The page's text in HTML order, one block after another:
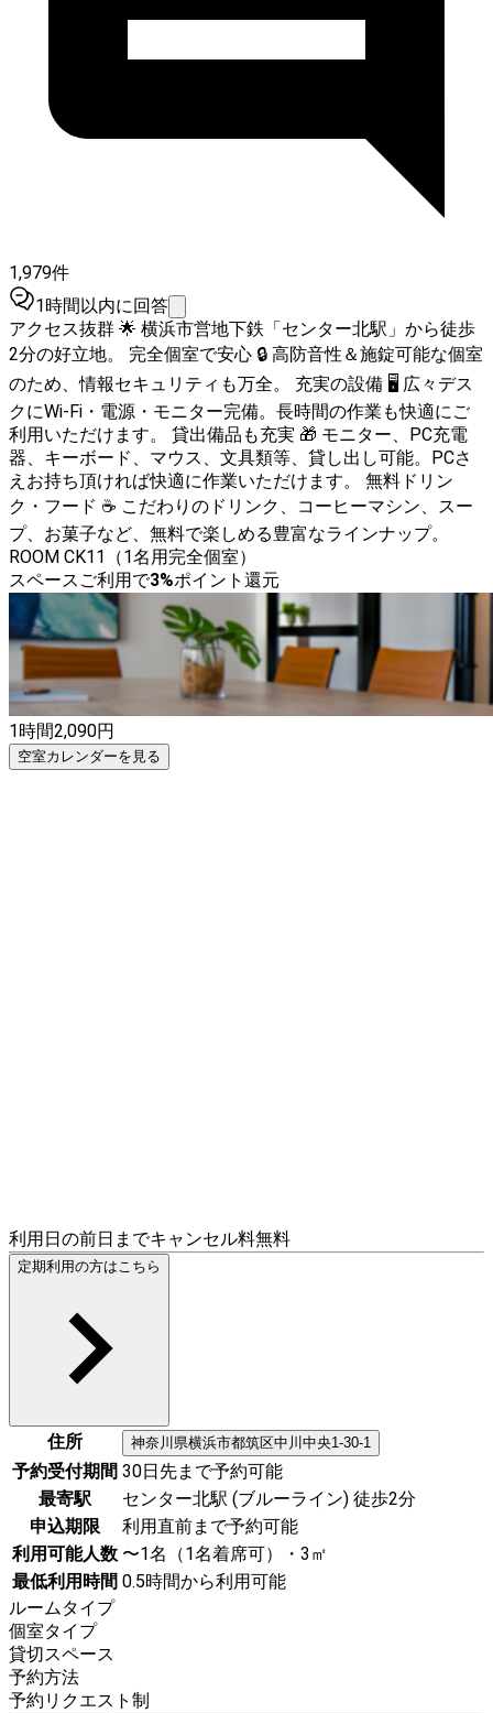
1,979件
1時間以内に回答
アクセス抜群 🌟 横浜市営地下鉄「センター北駅」から徒歩
2分の好立地。 完全個室で安心 🔒 高防音性＆施錠可能な個室
のため、情報セキュリティも万全。 充実の設備 🖥️ 広々デス
クにWi-Fi・電源・モニター完備。長時間の作業も快適にご
利用いただけます。 貸出備品も充実 🎁 モニター、PC充電
器、キーボード、マウス、文具類等、貸し出し可能。PCさ
えお持ち頂ければ快適に作業いただけます。 無料ドリン
ク・フード ☕ こだわりのドリンク、コーヒーマシン、スー
プ、お菓子など、無料で楽しめる豊富なラインナップ。
ROOM CK11（1名用完全個室）
スペースご利用で3%ポイント還元
1時間2,090円
空室カレンダーを見る
利用日の前日までキャンセル料無料
定期利用の方はこちら
住所 神奈川県横浜市都筑区中川中央1-30-1
予約受付期間 30日先まで予約可能
最寄駅
センター北駅 (ブルーライン) 徒歩2分
申込期限
利用直前まで予約可能
利用可能人数 〜1名（1名着席可）・3㎡
最低利用時間 0.5時間から利用可能
ルームタイプ
個室タイプ
貸切スペース
予約方法
予約リクエスト制